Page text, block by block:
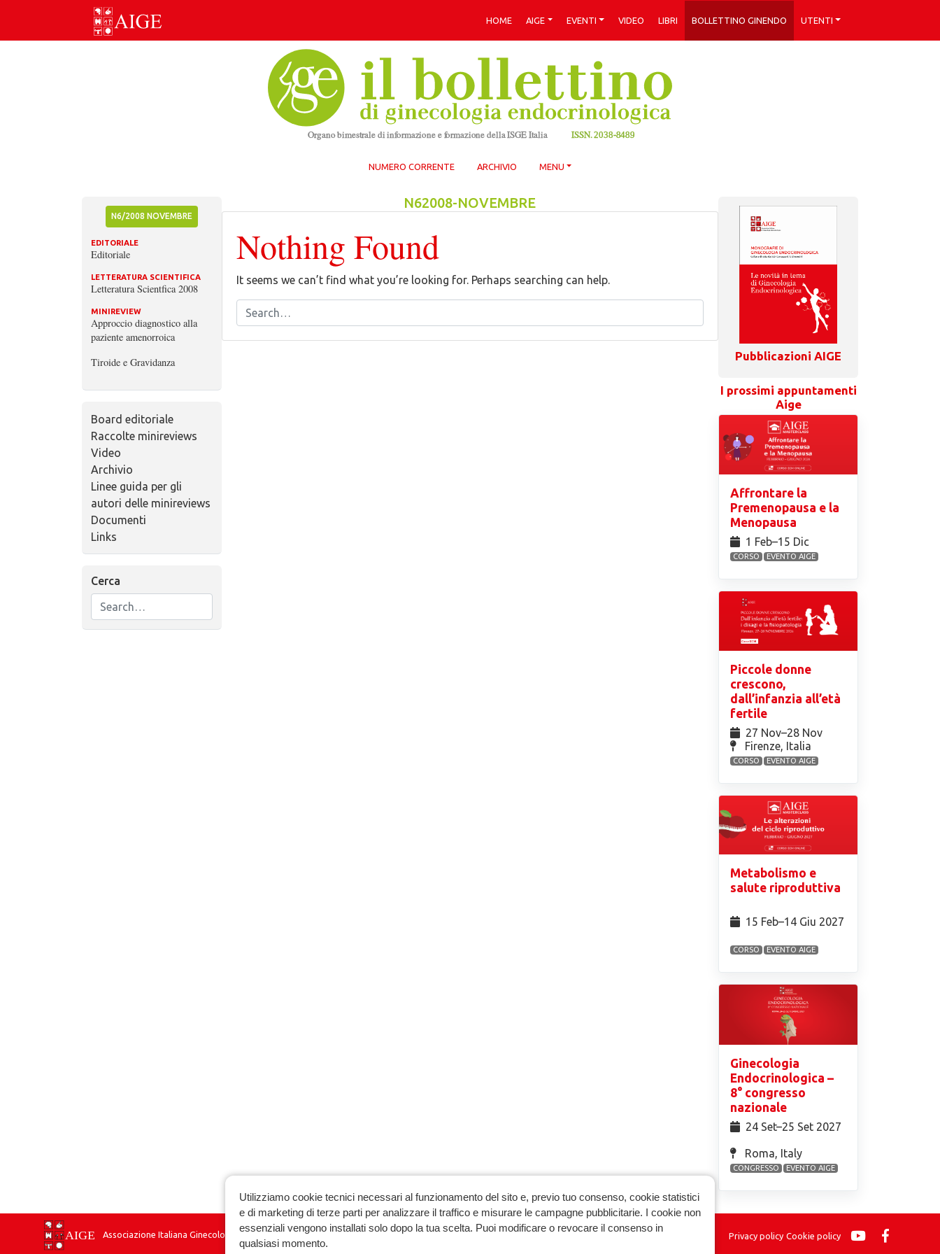
Skip
HOME AIGE EVENTI VIDEO LIBRI BOLLETTINO GINENDO UTENTI
NUMERO CORRENTE ARCHIVIO MENU
N6/2008 NOVEMBRE
EDITORIALE
Editoriale
LETTERATURA SCIENTIFICA
Letteratura Scientfica 2008
MINIREVIEW
Approccio diagnostico alla
paziente amenorroica
Tiroide e Gravidanza
Board editoriale
Raccolte minireviews
Video
Archivio
Linee guida per gli
autori delle minireviews
Documenti
Links
Cerca
N62008-NOVEMBRE
Nothing Found
It seems we can’t find what you’re looking for. Perhaps searching can help.
Pubblicazioni AIGE
I prossimi appuntamenti
Aige
Affrontare la
Premenopausa e la
Menopausa
1 Feb⁠–15 Dic
CORSO EVENTO AIGE
Piccole donne
crescono,
dall’infanzia all’età
fertile
27 Nov⁠–28 Nov
Firenze, Italia
CORSO EVENTO AIGE
Metabolismo e
salute riproduttiva
15 Feb⁠–14 Giu 2027
CORSO EVENTO AIGE
Ginecologia
Endocrinologica –
8° congresso
nazionale
24 Set⁠–25 Set 2027
Roma, Italy
CONGRESSO EVENTO AIGE
Associazione Italiana Ginecologia Endocrinologica Privacy policy Cookie policy
Utilizziamo cookie tecnici necessari al funzionamento del sito e, previo tuo consenso, cookie statistici
e di marketing di terze parti per analizzare il traffico e misurare le campagne pubblicitarie. I cookie non
essenziali vengono installati solo dopo la tua scelta. Puoi modificare o revocare il consenso in
qualsiasi momento.